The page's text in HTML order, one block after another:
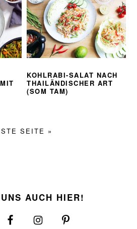
KOHLRABI-SALAT NACH
THAILÄNDISCHER ART
(SOM TAM)
SEITE AUFRUFEN
»
AUCH HIER!